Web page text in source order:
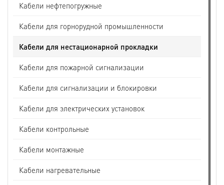
Кабели нефтепогружные
Кабели для горнорудной промышленности
Кабели для нестационарной прокладки
Кабели для пожарной сигнализации
Кабели для сигнализации и блокировки
Кабели для электрических установок
Кабели контрольные
Кабели монтажные
Кабели нагревательные